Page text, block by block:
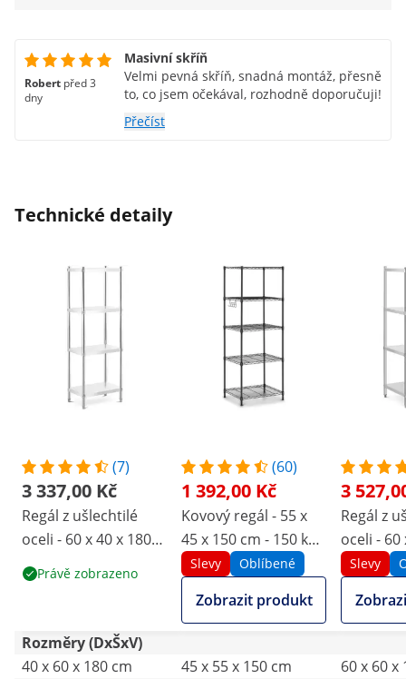
Robert před 3
dny
Masivní skříň
Velmi pevná skříň, snadná montáž, přesně
to, co jsem očekával, rozhodně doporučuji!
Přečíst
Technické detaily
(7)
3 337,00 Kč
Regál z ušlechtilé
oceli - 60 x 40 x 180
cm - Royal Catering -
200 kg
Právě zobrazeno
(60)
1 392,00 Kč
Kovový regál - 55 x
45 x 150 cm - 150 kg -
černý
Slevy Oblíbené
Zobrazit produkt
3
Regál z
oceli - 60
cm -
200 kg
Slevy
Rozměry (DxŠxV)
40 x 60 x 180 cm
45 x 55 x 150 cm
60 x 60 x